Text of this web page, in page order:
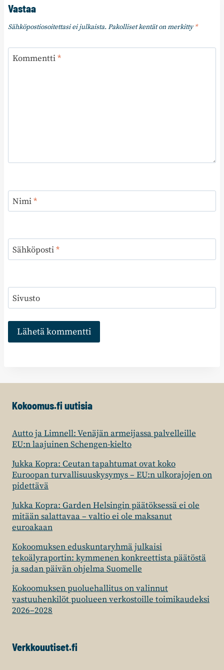
Vastaa
Sähköpostiosoitettasi ei julkaista. Pakolliset kentät on merkitty*
Kommentti*
Nimi*
Sähköposti*
Sivusto
Kokoomus.fi uutisia
Autto ja Limnell: Venäjän armeijassa palvelleille
EU:n laajuinen Schengen-kielto
Jukka Kopra: Ceutan tapahtumat ovat koko
Euroopan turvallisuuskysymys – EU:n ulkorajojen on
pidettävä
Jukka Kopra: Garden Helsingin päätöksessä ei ole
mitään salattavaa – valtio ei ole maksanut
euroakaan
Kokoomuksen eduskuntaryhmä julkaisi
tekoälyraportin: kymmenen konkreettista päätöstä
ja sadan päivän ohjelma Suomelle
Kokoomuksen puoluehallitus on valinnut
vastuuhenkilöt puolueen verkostoille toimikaudeksi
2026–2028
Verkkouutiset.fi